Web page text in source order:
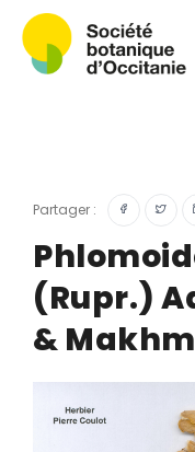
Herbier PCPR
Ressources
Actualités et
Contact
Partager :
(Rupr.)
&